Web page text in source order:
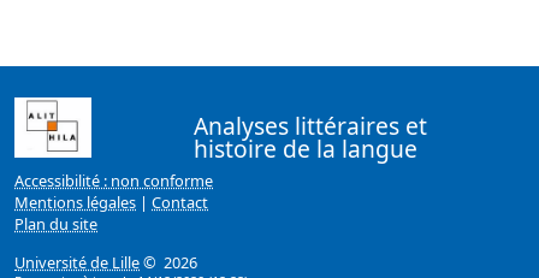
Analyses littéraires et
histoire de la langue
Accessibilité : non conforme
Mentions légales | Contact
Plan du site
Université de Lille© 2026